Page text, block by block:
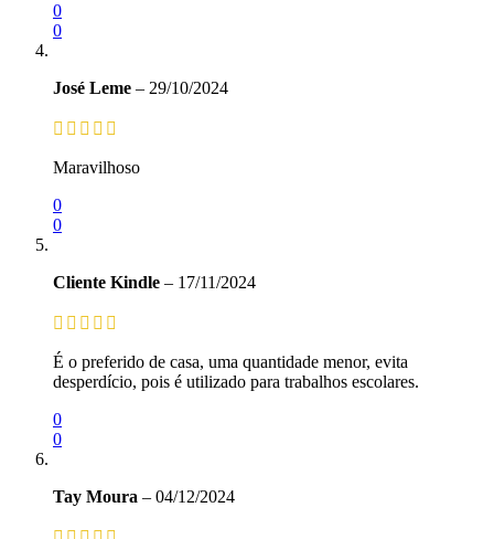
0
0
José Leme – 29/10/2024
Maravilhoso
0
0
Cliente Kindle – 17/11/2024
É o preferido de casa, uma quantidade menor, evita
desperdício, pois é utilizado para trabalhos escolares.
0
0
Tay Moura – 04/12/2024